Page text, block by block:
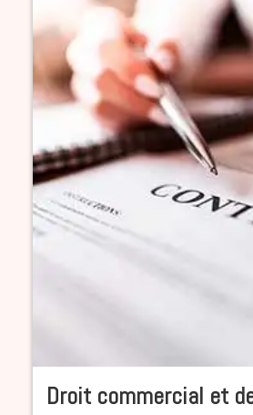
Droit commercial et